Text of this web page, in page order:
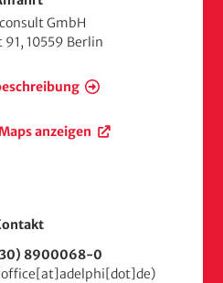
GmbH
10559 Berlin
anzeigen
8900068-0